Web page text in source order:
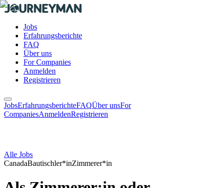
Jobs
Erfahrungsberichte
FAQ
Über uns
For Companies
Anmelden
Registrieren
JobsErfahrungsberichteFAQÜber unsFor
CompaniesAnmeldenRegistrieren
Alle Jobs
CanadaBautischler*inZimmerer*in